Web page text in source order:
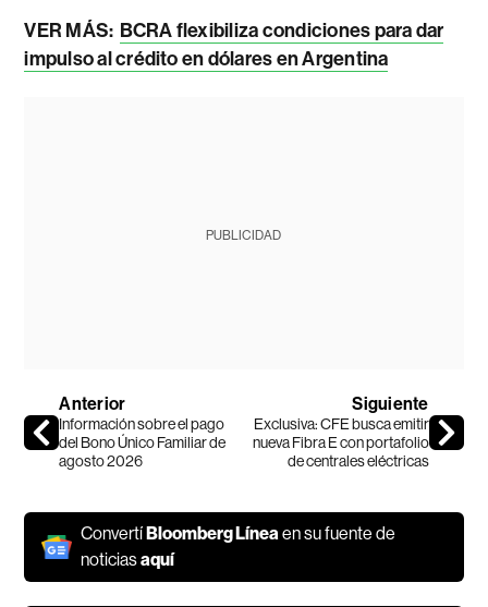
VER MÁS: BCRA flexibiliza condiciones para dar
impulso al crédito en dólares en Argentina
PUBLICIDAD
Anterior
Información sobre el pago
del Bono Único Familiar de
agosto 2026
Siguiente
Exclusiva: CFE busca emitir
nueva Fibra E con portafolio
de centrales eléctricas
ConvertíBloomberg Líneaen su fuente de
noticiasaquí